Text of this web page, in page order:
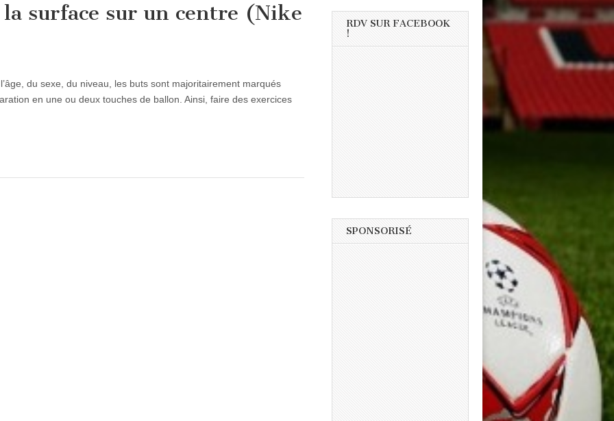
surface sur un centre (Nike
du sexe, du niveau, les buts sont majoritairement marqués
en une ou deux touches de ballon. Ainsi, faire des exercices
RDV SUR FACEBOOK
!
SPONSORISÉ